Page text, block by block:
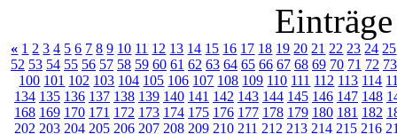
« 1 2 3 4 5 6 7 8 9 10 11 12 13 14 15 16 17 18 19 20 21 22 23 24 25
52 53 54 55 56 57 58 59 60 61 62 63 64 65 66 67 68 69 70 71 72 73
100 101 102 103 104 105 106 107 108 109 110 111 112 113 114
134 135 136 137 138 139 140 141 142 143 144 145 146 147 148
168 169 170 171 172 173 174 175 176 177 178 179 180 181 182
202 203 204 205 206 207 208 209 210 211 212 213 214 215 216